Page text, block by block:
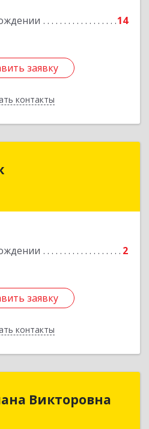
14
заявку
контакты
заявку
Назад
2
заявку
контакты
Автономный округ
заявку
Назад
Викторовна